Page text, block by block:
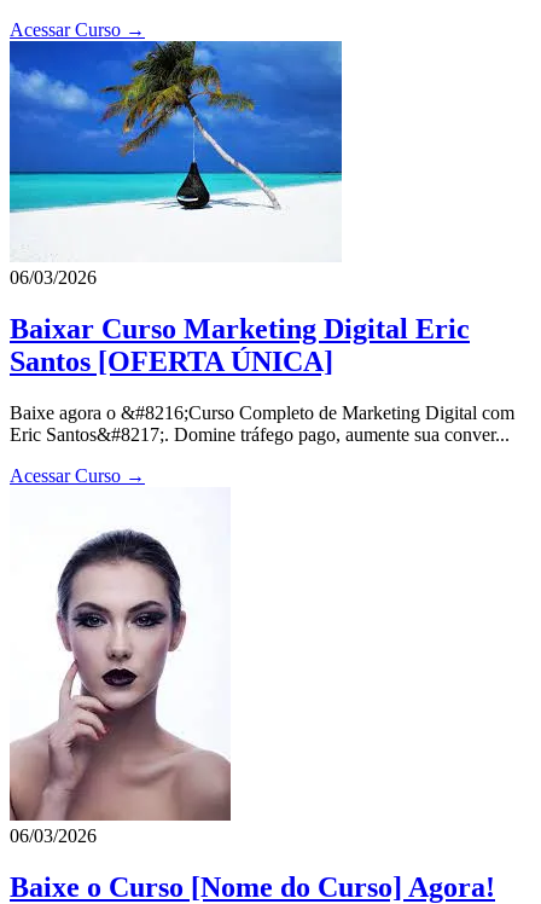
Acessar Curso →
06/03/2026
Baixar Curso Marketing Digital Eric
Santos [OFERTA ÚNICA]
Baixe agora o &#8216;Curso Completo de Marketing Digital com
Eric Santos&#8217;. Domine tráfego pago, aumente sua conver...
Acessar Curso →
06/03/2026
Baixe o Curso [Nome do Curso] Agora!